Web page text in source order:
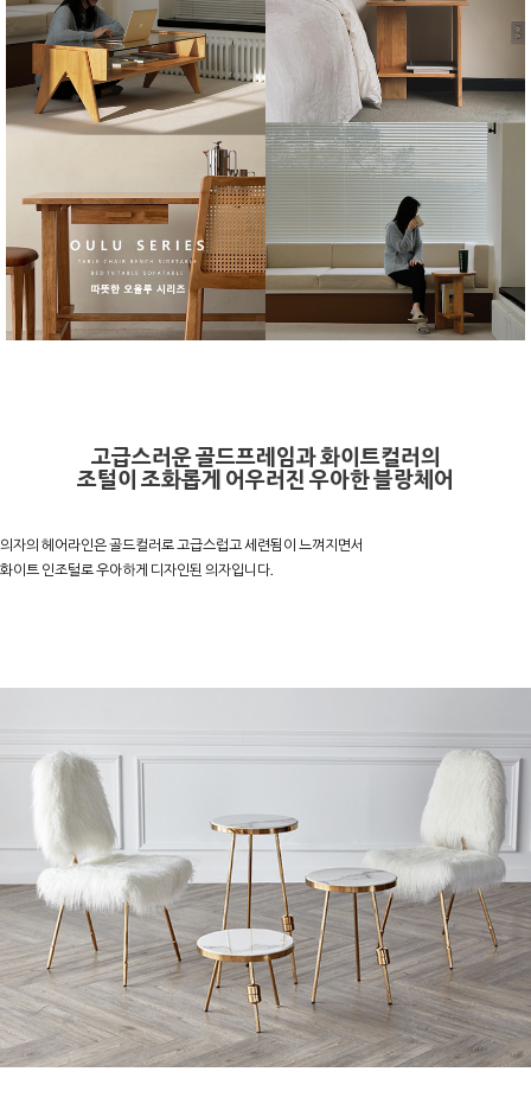
고급스러운 골드프레임과 화이트컬러의
조털이 조화롭게 어우러진 우아한 블랑체어
의자의 헤어라인은 골드컬러로 고급스럽고 세련됨이 느껴지면서
화이트 인조털로 우아하게 디자인된 의자입니다.